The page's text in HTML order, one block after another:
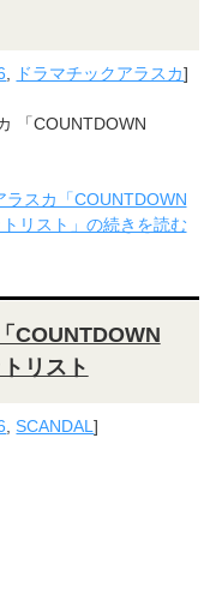
ドラマチックアラスカ]
「COUNTDOWN
ラスカ「COUNTDOWN
リスト」の続きを読む
COUNTDOWN
リスト
,SCANDAL]